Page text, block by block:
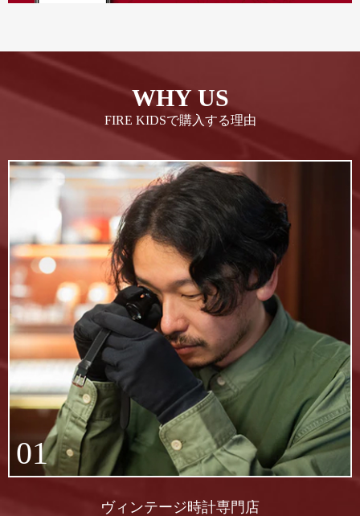
WHY US
FIRE KIDSで購入する理由
01
ヴィンテージ時計専門店